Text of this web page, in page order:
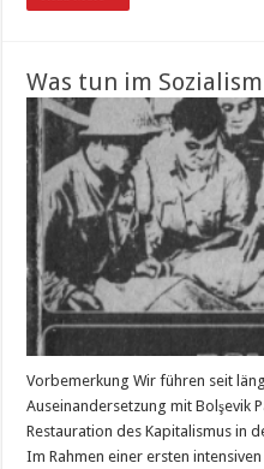
Was tun im
Vorbemerkung Wir führen seit
Auseinandersetzung mit Bolşevik
Restauration des Kapitalismus in
Im Rahmen einer ersten